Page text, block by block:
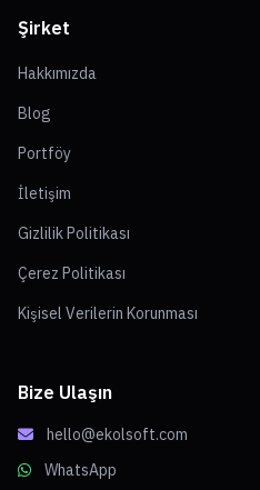
Şirket
Hakkımızda
Blog
Portföy
İletişim
Gizlilik Politikası
Çerez Politikası
Kişisel Verilerin Korunması
Bize Ulaşın
hello@ekolsoft.com
WhatsApp